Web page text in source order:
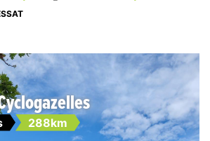
288km